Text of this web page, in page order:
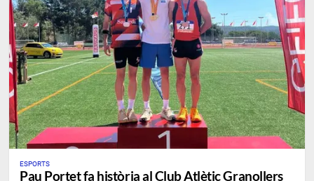
ESPORTS
Pau Portet fa història al Club Atlètic Granollers